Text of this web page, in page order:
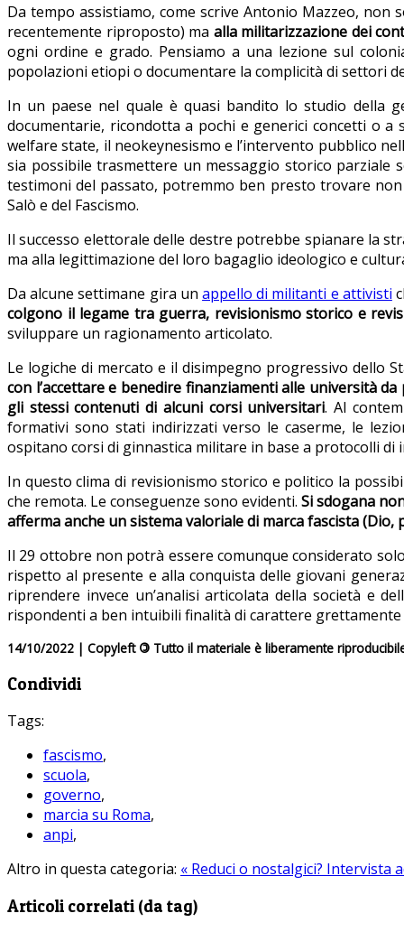
Da tempo assistiamo, come scrive Antonio Mazzeo,
recentemente riproposto) ma alla militarizzazione dei
ogni ordine e grado. Pensiamo a una lezione sul
popolazioni etiopi o documentare la complicità di settori
In un paese nel quale è quasi bandito lo studio della
documentarie, ricondotta a pochi e generici concetti o
welfare state, il neokeynesismo e l’intervento pubblico
sia possibile trasmettere un messaggio storico parziale
testimoni del passato, potremmo ben presto trovare non
Salò e del Fascismo.
Il successo elettorale delle destre potrebbe spianare la
ma alla legittimazione del loro bagaglio ideologico e
Da alcune settimane gira unappello di militanti e attivisti
colgono il legame tra guerra, revisionismo storico e
sviluppare un ragionamento articolato.
Le logiche di mercato e il disimpegno progressivo dello
con l’accettare e benedire finanziamenti alle università
gli stessi contenuti di alcuni corsi universitari. Al
formativi sono stati indirizzati verso le caserme, le
ospitano corsi di ginnastica militare in base a protocolli di
In questo clima di revisionismo storico e politico la
che remota. Le conseguenze sono evidenti. Si sdogana
afferma anche un sistema valoriale di marca fascista
Il 29 ottobre non potrà essere comunque considerato
rispetto al presente e alla conquista delle giovani
riprendere invece un’analisi articolata della società e
rispondenti a ben intuibili finalità di carattere
14/10/2022 | Copyleft © Tutto il materiale è liberamente
Condividi
Tags:
fascismo,
scuola,
governo,
marcia su Roma,
anpi,
Altro in questa categoria: « Reduci o nostalgici? Intervista
Articoli correlati (da tag)